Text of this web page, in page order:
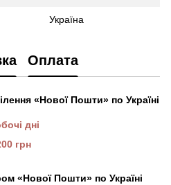
Україна
Оплата
«Нової Пошти» по Україні
дні
грн
«Нової Пошти» по Україні